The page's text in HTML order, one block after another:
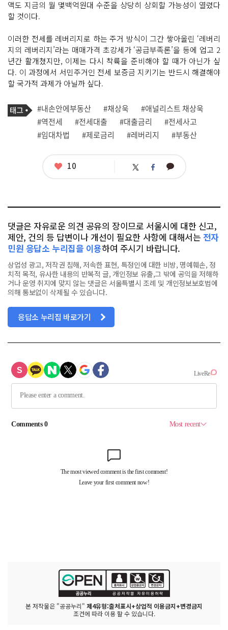
액도 지금의 월 몇백억원대 수준을 상당히 상회할 가능성이 열렸다
할 것이다.
이러한 전세를 레버리지로 하는 주거 방식이 그간 쌓아올린 ‘레버리
지의 레버리지’라는 매매가격 초강세가 ‘공급부족론’을 등에 업고 2
년간 활개쳤지만, 이제는 다시 착륙을 준비해야 할 때가 아닌가 싶
다. 이 과정에서 서민주거인 전세 보증금 지키기는 반드시 해결해야
할 국가적 과제가 아닐까 싶다.
기
사
관
련
태
태
그
#내손안에부동산 #채상욱
#애널리스트 채상욱
#역전세
#전세대출 #대출금리
#전세사고
#임대차법
#제로금리 #레버리지 #부동산
좋
10 트 페 카
댓글은 자유로운 의견 공유의 장이므로 서울시에 대한 신고,
제안, 건의 등 답변이나 개선이 필요한 사항에 대해서는 전자
민원 응답소 누리집을 이용하여 주시기 바랍니다.
상업성 광고, 저작권 침해, 저속한 표현, 특정인에 대한 비방, 명예훼손, 정
치적 목적, 유사한 내용의 반복적 글, 개인정보 유출,그 밖에 공익을 저해하
거나 운영 취지에 맞지 않는 댓글은 서울특별시 조례 및 개인정보보호법에
의해 통보없이 삭제될 수 있습니다.
응답소 누리집 바로가기
본 저작물은 "공공누리" 제4유형:출처표시+상업적 이용금지+변경금지
조건에 따라 이용 할 수 있습니다.